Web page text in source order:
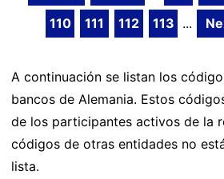
110
111 112 113 ...
A continuación se listan los
bancos de Alemania. Estos
de los participantes activos de la
códigos de otras entidades no
lista.